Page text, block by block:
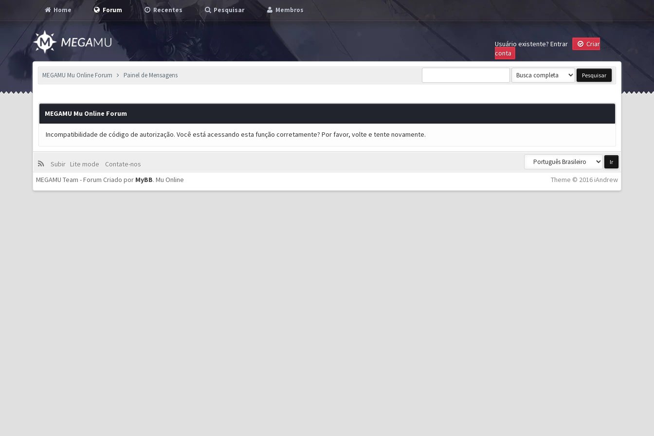
Home Forum Recentes Pesquisar Membros
Usuário existente? Entrar
Criar
conta
MEGAMU Mu Online Forum Painel de Mensagens
MEGAMU Mu Online Forum
Incompatibilidade de código de autorização. Você está acessando esta função corretamente? Por favor, volte e tente novamente.
Subir Lite mode
Contate-nos
Theme © 2016 iAndrew
MEGAMU Team - Forum Criado por MyBB.Mu Online